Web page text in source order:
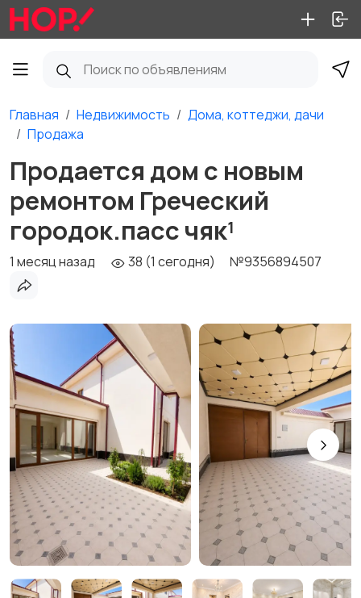
Главная Недвижимость
Дома, коттеджи, дачи
Продажа
Продается дом с новым
ремонтом Греческий
городок.пасс чяк¹
1 месяц назад 38 (1 сегодня) №9356894507